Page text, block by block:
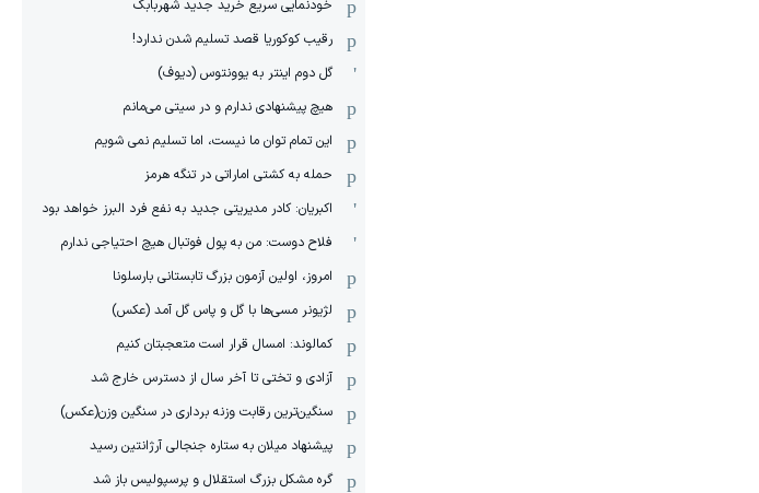
خودنمایی سریع خرید جدید شهربابک
رقیب کوکوریا قصد تسلیم شدن ندارد!
گل دوم اینتر به یوونتوس (دیوف)
هیچ پیشنهادی ندارم و در سیتی می‌مانم
این تمام توان ما نیست، اما تسلیم نمی شویم
حمله به کشتی اماراتی در تنگه هرمز
اکبریان: کادر مدیریتی جدید به نفع فرد البرز خواهد بود
فلاح دوست: من به پول فوتبال هیچ احتیاجی ندارم
امروز، اولین آزمون بزرگ تابستانی بارسلونا
لژیونر مسی‌ها با گل و پاس گل آمد (عکس)
کمالوند: امسال قرار است متعجبتان کنیم
آزادی و تختی تا آخر سال از دسترس خارج شد
سنگین‌ترین رقابت وزنه برداری در سنگین وزن(عکس)
پیشنهاد میلان به ستاره جنجالی آرژانتین رسید
گره مشکل بزرگ استقلال و پرسپولیس باز شد